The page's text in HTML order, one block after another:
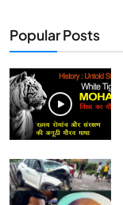
Popular Posts